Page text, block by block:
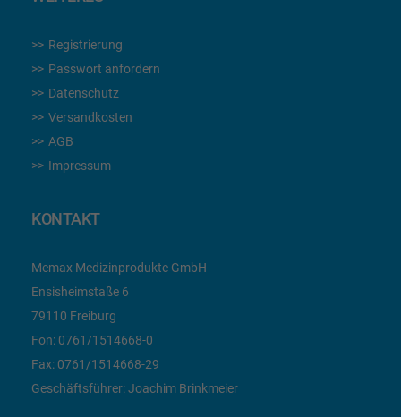
Registrierung
Passwort anfordern
Datenschutz
Versandkosten
AGB
Impressum
KONTAKT
Memax Medizinprodukte GmbH
Ensisheimstaße 6
79110 Freiburg
Fon: 0761/1514668-0
Fax: 0761/1514668-29
Geschäftsführer: Joachim Brinkmeier